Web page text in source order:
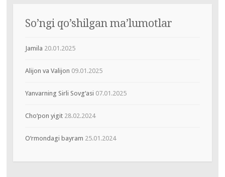
So’ngi qo’shilgan ma’lumotlar
Jamila 20.01.2025
Alijon va Valijon 09.01.2025
Yanvarning Sirli Sovg‘asi 07.01.2025
Cho‘pon yigit 28.02.2024
O‘rmondagi bayram 25.01.2024